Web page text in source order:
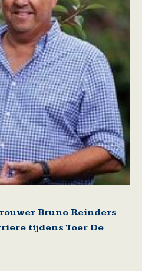
Bruno Reinders
tijdens Toer De